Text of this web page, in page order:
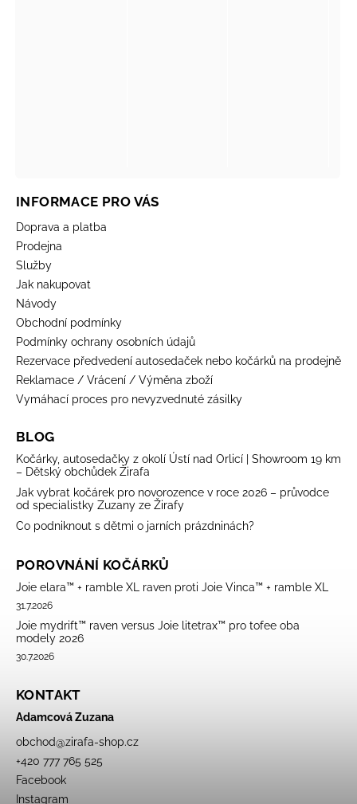
INFORMACE PRO VÁS
Doprava a platba
Prodejna
Služby
Jak nakupovat
Návody
Obchodní podmínky
Podmínky ochrany osobních údajů
Rezervace předvedení autosedaček nebo kočárků na prodejně
Reklamace / Vrácení / Výměna zboží
Vymáhací proces pro nevyzvednuté zásilky
BLOG
Kočárky, autosedačky z okolí Ústí nad Orlicí | Showroom 19 km
– Dětský obchůdek Žirafa
Jak vybrat kočárek pro novorozence v roce 2026 – průvodce
od specialistky Zuzany ze Žirafy
Co podniknout s dětmi o jarních prázdninách?
POROVNÁNÍ KOČÁRKŮ
Joie elara™ + ramble XL raven proti Joie Vinca™ + ramble XL
31.7.2026
Joie mydrift™ raven versus Joie litetrax™ pro tofee oba
modely 2026
30.7.2026
KONTAKT
Adamcová Zuzana
obchod@zirafa-shop.cz
+420 777 765 525
Facebook
Instagram